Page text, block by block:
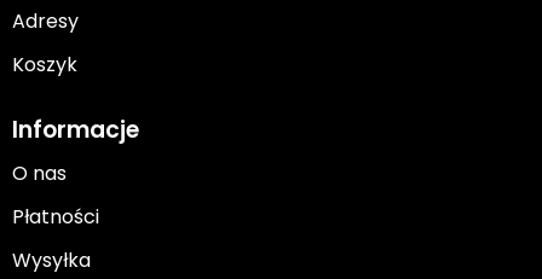
Adresy
Koszyk
Informacje
O nas
Płatności
Wysyłka